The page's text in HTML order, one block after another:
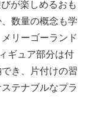
が楽しめるおも
数量の概念も学
リーゴーランド
ギュア部分は付
き、片付けの習
テナブルなプラ